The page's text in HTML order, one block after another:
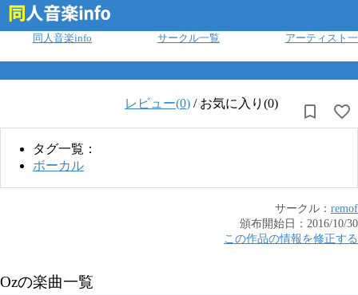
同人音楽info サークル一覧 アーティスト
レビュー(0) / お気に入り(0)
タグ一覧：
ボーカル
サークル： remof
頒布開始日： 2016/10/30
この作品の情報を修正する
Ozの楽曲一覧